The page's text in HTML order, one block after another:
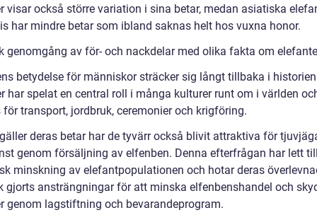
visar också större variation i sina betar, medan asiatiska
har mindre betar som ibland saknas helt hos vuxna honor.
genomgång av för- och nackdelar med olika fakta om
betydelse för människor sträcker sig långt tillbaka i
har spelat en central roll i många kulturer runt om i världen
transport, jordbruk, ceremonier och krigföring.
deras betar har de tyvärr också blivit attraktiva för
genom försäljning av elfenben. Denna efterfrågan har lett
minskning av elefantpopulationen och hotar deras
gjorts ansträngningar för att minska elfenbenshandel och
genom lagstiftning och bevarandeprogram.